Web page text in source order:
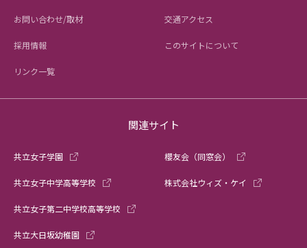
お問い合わせ/取材 交通アクセス
採用情報 このサイトについて
リンク一覧
関連サイト
共立女子学園
共立女子中学高等学校
共立女子第二中学校高等学校
共立大日坂幼稚園
櫻友会（同窓会）
株式会社ウィズ・ケイ